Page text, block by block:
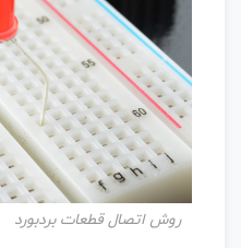
روش اتصال قطعات بردبورد